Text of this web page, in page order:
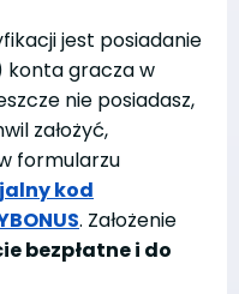
jest posiadanie
konta gracza w
nie posiadasz,
założyć,
formularzu
kod
. Założenie
bezpłatne i do